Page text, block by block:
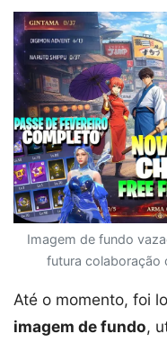
Imagem de fundo
futura colaboração
Até o momento, foi
imagem de fundo,